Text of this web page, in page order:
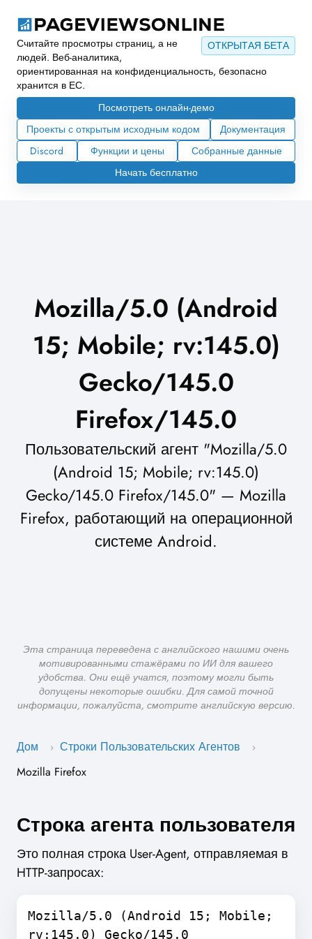
ОТКРЫТАЯ БЕТА
Считайте просмотры страниц, а не
людей. Веб-аналитика,
ориентированная на конфиденциальность, безопасно
хранится в ЕС.
Посмотреть онлайн-демо
Проекты с открытым исходным кодом
Документация
Discord
Функции и цены
Собранные данные
Начать бесплатно
Mozilla/5.0 (Android
15; Mobile; rv:145.0)
Gecko/145.0
Firefox/145.0
Пользовательский агент "Mozilla/5.0
(Android 15; Mobile; rv:145.0)
Gecko/145.0 Firefox/145.0" — Mozilla
Firefox, работающий на операционной
системе Android.
Эта страница переведена с английского нашими очень
мотивированными стажёрами по ИИ для вашего
удобства. Они ещё учатся, поэтому могли быть
допущены некоторые ошибки. Для самой точной
информации, пожалуйста, смотрите английскую версию.
Дом › Строки Пользовательских Агентов ›
Mozilla Firefox
Строка агента пользователя
Это полная строка User-Agent, отправляемая в
HTTP-запросах:
Mozilla/5.0 (Android 15; Mobile;
rv:145.0) Gecko/145.0